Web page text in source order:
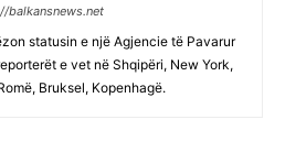
balkansnews.net
statusin e një Agjencie të Pavarur
e vet në Shqipëri, New York,
Bruksel, Kopenhagë.